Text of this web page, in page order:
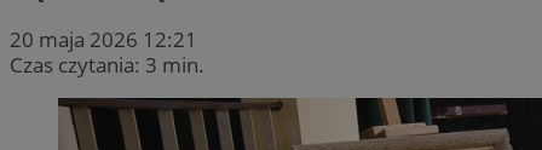
20 maja 2026 12:21
Czas czytania: 3 min.